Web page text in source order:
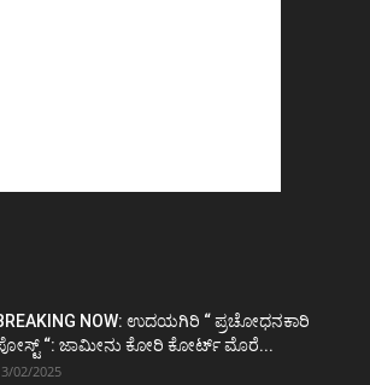
NOW: ಉದಯಗಿರಿ “ ಪ್ರಚೋಧನಕಾರಿ
“: ಜಾಮೀನು ಕೋರಿ ಕೋರ್ಟ್‌ ಮೊರೆ...
02/2025